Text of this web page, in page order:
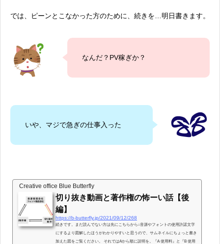
では、ピーンとこなかった方のために、続きを…明日書きます。
なんだ？PV稼ぎか？
いや、マジで急ぎの仕事入った
Creative office Blue Butterfly
切り抜き動画と著作権の怖ーい話【後
編】
https://b-butterfly.jp/2021/09/12/268
続きです。まだ読んでない方は先にこちらから↓音源やフォントの使用許諾文字
にするより図解したほうがわかりやすいと思うので、サムネイルにちょっと書き
加えた図をご覧ください。 それではAから順に説明を。『A 使用料』と『B 使用